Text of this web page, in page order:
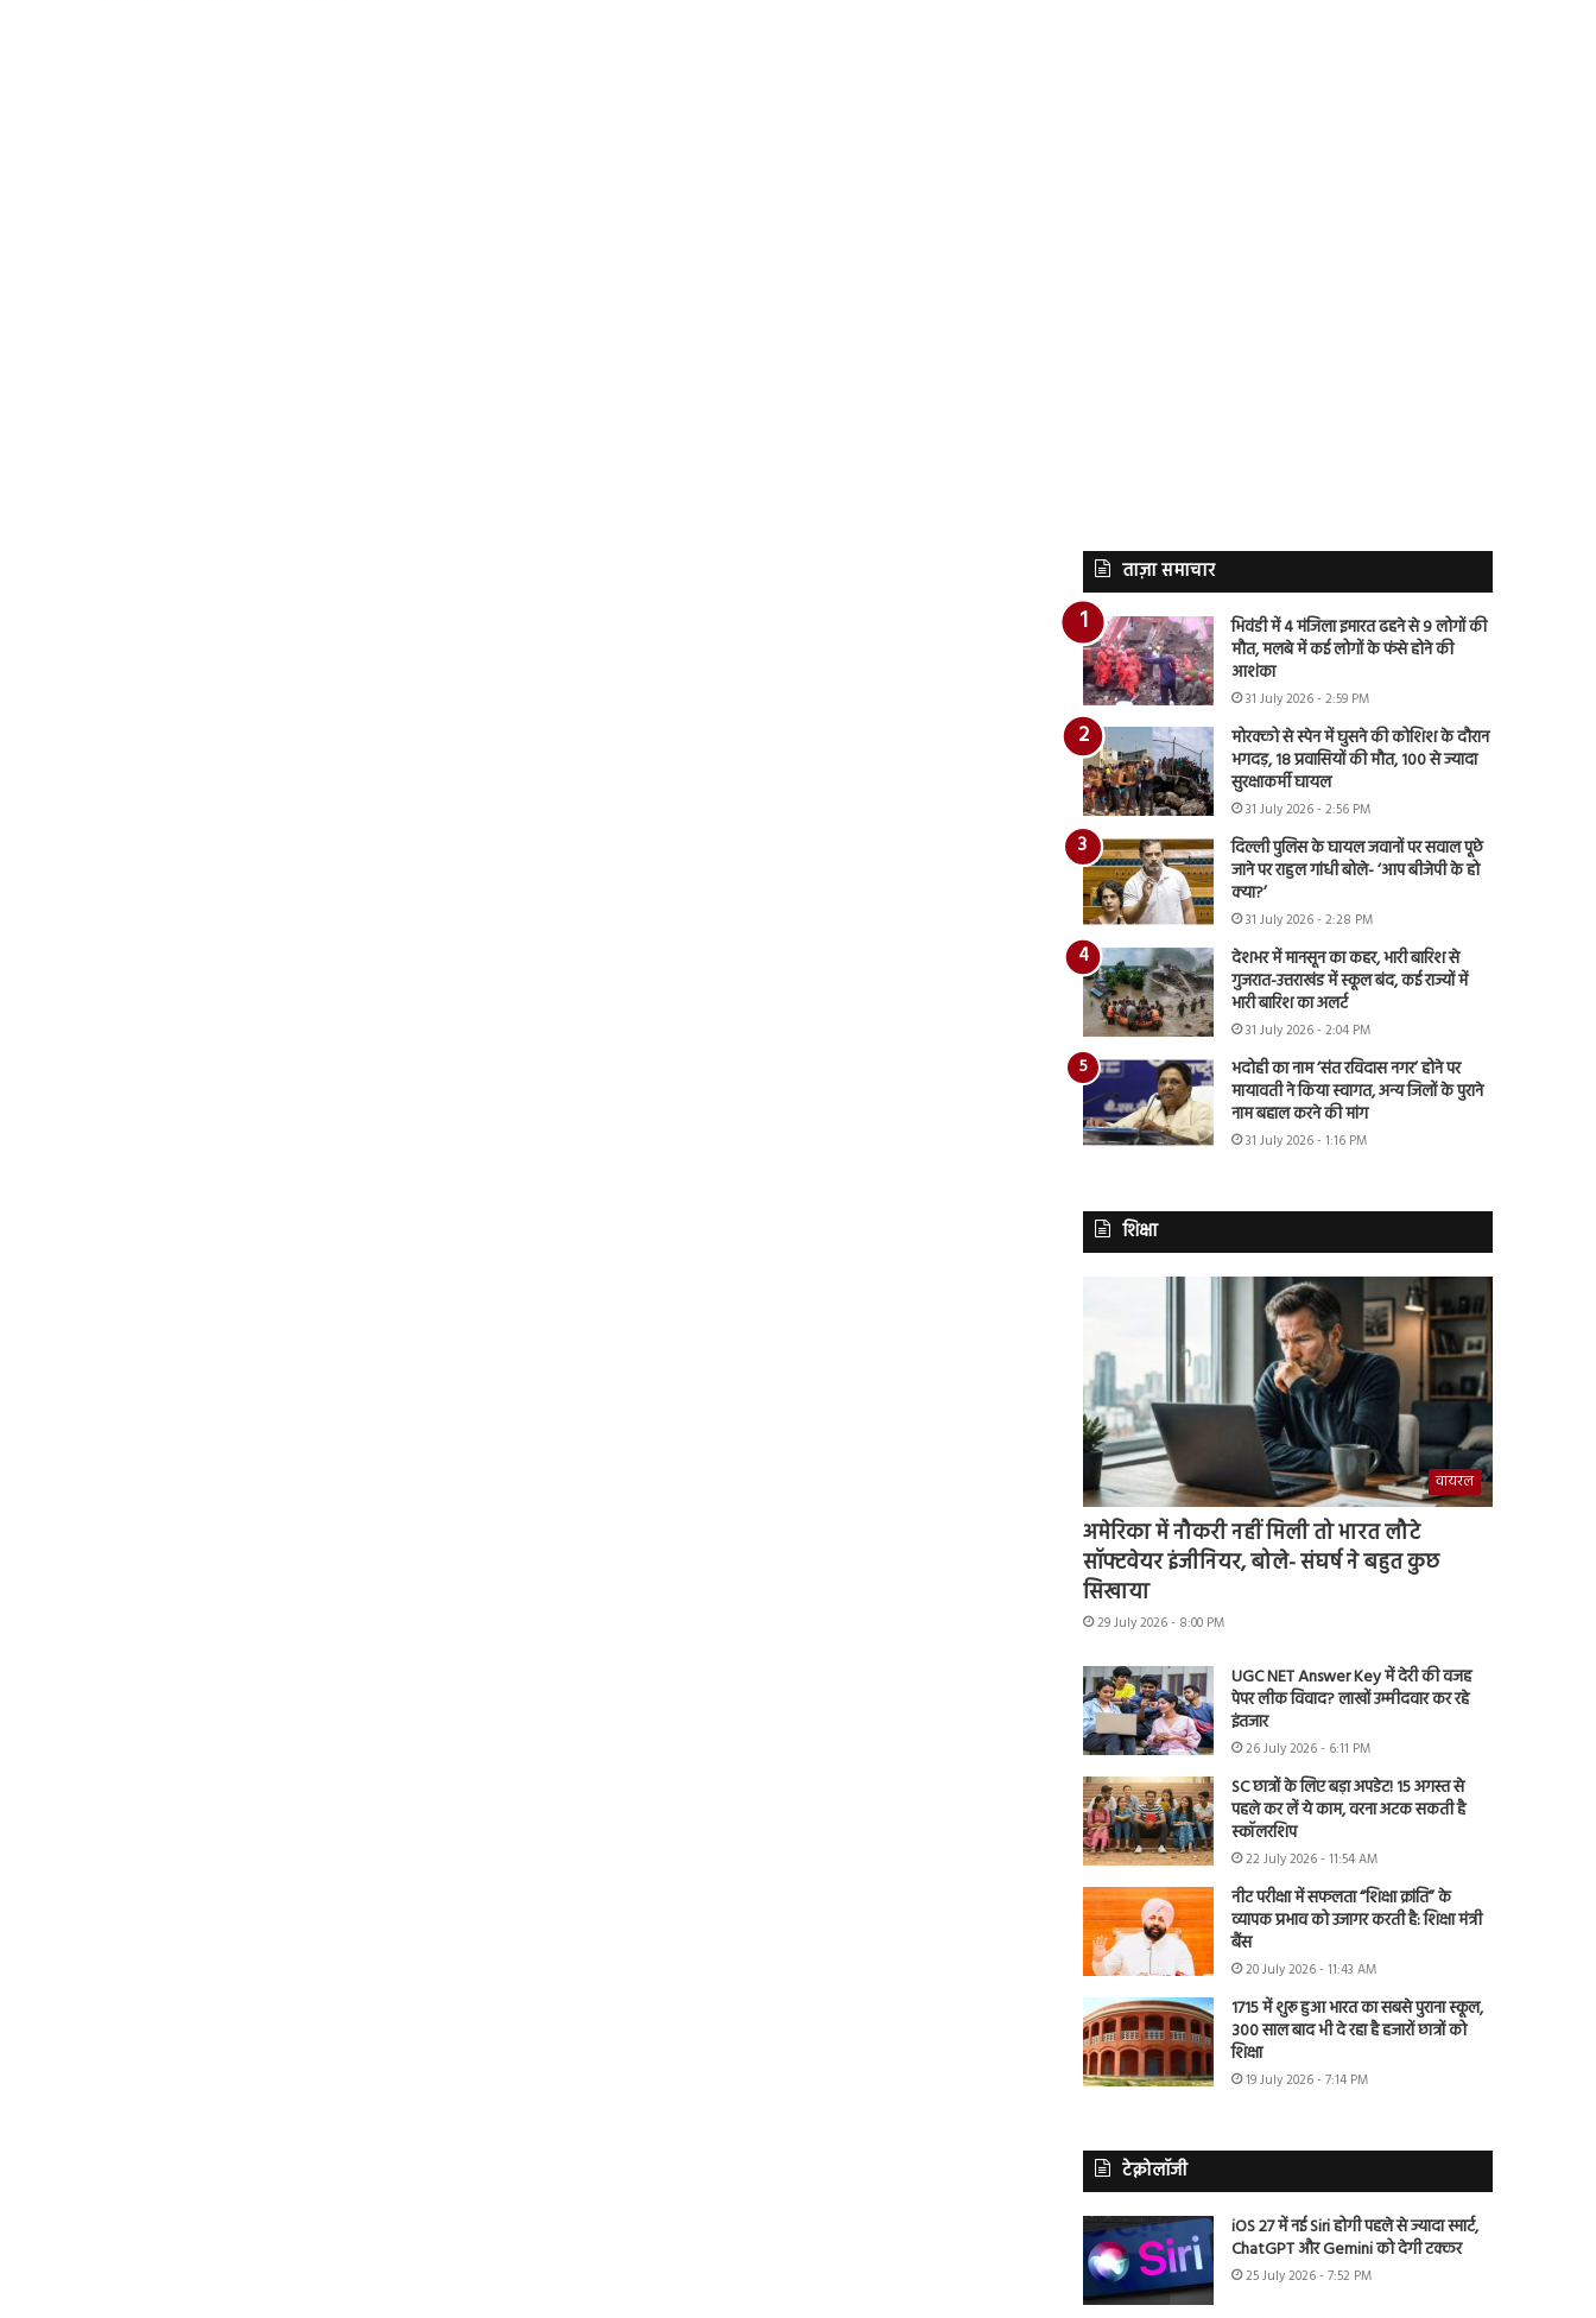
ताज़ा समाचार
भिवंडी में 4 मंजिला इमारत ढहने से 9 लोगों की
मौत, मलबे में कई लोगों के फंसे होने की
आशंका
31 July 2026 - 2:59 PM
मोरक्को से स्पेन में घुसने की कोशिश के दौरान
भगदड़, 18 प्रवासियों की मौत, 100 से ज्यादा
सुरक्षाकर्मी घायल
31 July 2026 - 2:56 PM
दिल्ली पुलिस के घायल जवानों पर सवाल पूछे
जाने पर राहुल गांधी बोले- ‘आप बीजेपी के हो
क्या?’
31 July 2026 - 2:28 PM
देशभर में मानसून का कहर, भारी बारिश से
गुजरात-उत्तराखंड में स्कूल बंद, कई राज्यों में
भारी बारिश का अलर्ट
31 July 2026 - 2:04 PM
भदोही का नाम ‘संत रविदास नगर’ होने पर
मायावती ने किया स्वागत, अन्य जिलों के पुराने
नाम बहाल करने की मांग
31 July 2026 - 1:16 PM
शिक्षा
वायरल
अमेरिका में नौकरी नहीं मिली तो भारत लौटे
सॉफ्टवेयर इंजीनियर, बोले- संघर्ष ने बहुत कुछ
सिखाया
29 July 2026 - 8:00 PM
UGC NET Answer Key में देरी की वजह
पेपर लीक विवाद? लाखों उम्मीदवार कर रहे
इंतजार
26 July 2026 - 6:11 PM
SC छात्रों के लिए बड़ा अपडेट! 15 अगस्त से
पहले कर लें ये काम, वरना अटक सकती है
स्कॉलरशिप
22 July 2026 - 11:54 AM
नीट परीक्षा में सफलता “शिक्षा क्रांति” के
व्यापक प्रभाव को उजागर करती है: शिक्षा मंत्री
बैंस
20 July 2026 - 11:43 AM
1715 में शुरू हुआ भारत का सबसे पुराना स्कूल,
300 साल बाद भी दे रहा है हजारों छात्रों को
शिक्षा
19 July 2026 - 7:14 PM
टेक्नोलॉजी
iOS 27 में नई Siri होगी पहले से ज्यादा स्मार्ट,
ChatGPT और Gemini को देगी टक्कर
25 July 2026 - 7:52 PM